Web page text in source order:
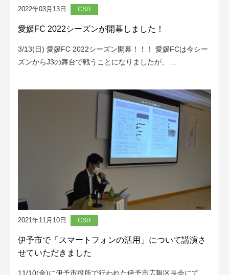
2022年03月13日 CSR
愛媛FC 2022シーズンが開幕しました！
3/13(日) 愛媛FC 2022シーズン開幕！！！ 愛媛FCは今シー
ズンからJ3の舞台で戦うことになりましたが、…
2021年11月10日 CSR
伊予市で「スマートフォンの活用」について講演さ
せていただきました
11/10(金)に伊予市役所で行われた伊予市広報区長会にて